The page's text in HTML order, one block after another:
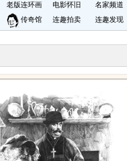
老版连环画 电影怀旧
名家频道
传奇馆 连趣拍卖 连趣发现